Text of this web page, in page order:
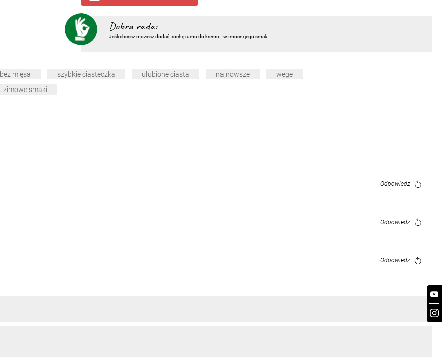
Dobra rada:
Jeśli chcesz możesz dodać trochę rumu do kremu - wzmocni jego smak.
bez mięsa szybkie ciasteczka ulubione ciasta najnowsze
wege
zimowe smaki
Odpowiedz
Odpowiedz
Odpowiedz